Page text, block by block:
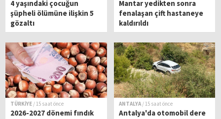
4 yaşındaki çocuğun
şüpheli ölümüne ilişkin 5
gözaltı
Mantar yedikten sonra
fenalaşan çift hastaneye
kaldırıldı
TÜRKİYE / 15 saat önce
2026-2027 dönemi fındık
ANTALYA / 15 saat önce
Antalya'da otomobil dere